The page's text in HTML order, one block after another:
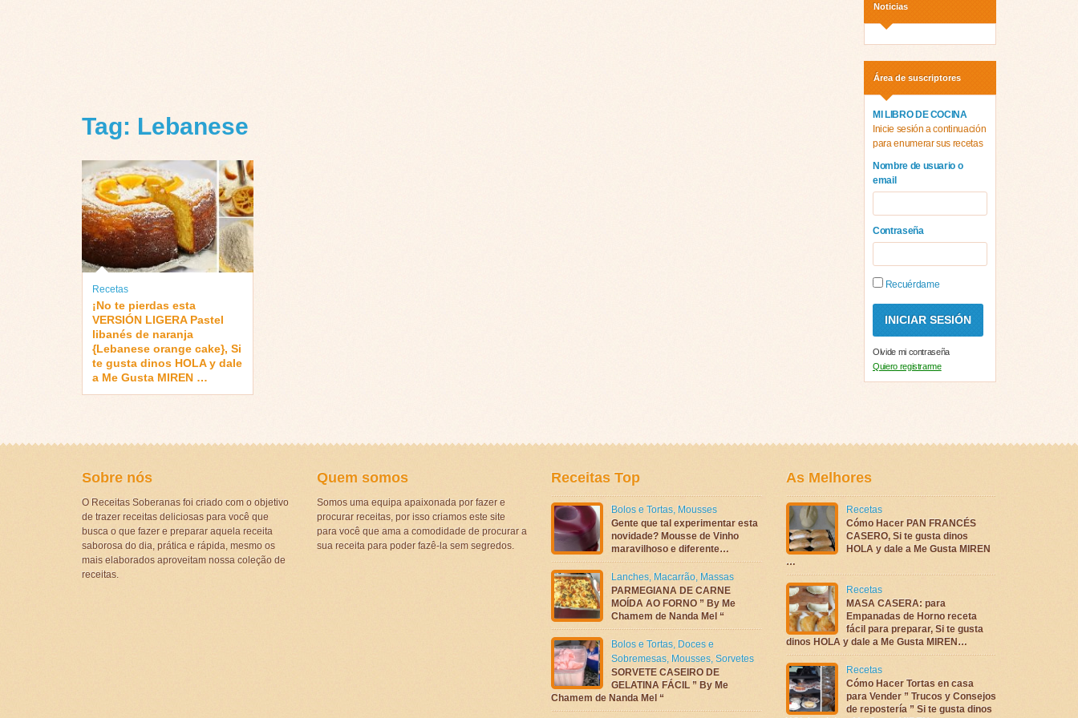
Tag: Lebanese
Recetas
¡No te pierdas esta
VERSIÓN LIGERA Pastel
libanés de naranja
{Lebanese orange cake}, Si
te gusta dinos HOLA y dale
a Me Gusta MIREN …
Noticias
Área de suscriptores
MI LIBRO DE COCINA
Inicie sesión a continuación
para enumerar sus recetas
Nombre de usuario o
email
Contraseña
Recuérdame
Olvide mi contraseña
Quiero registrarme
Sobre nós
O Receitas Soberanas foi criado com o objetivo
de trazer receitas deliciosas para você que
busca o que fazer e preparar aquela receita
saborosa do dia, prática e rápida, mesmo os
mais elaborados aproveitam nossa coleção de
receitas.
Quem somos
Somos uma equipa apaixonada por fazer e
procurar receitas, por isso criamos este site
para você que ama a comodidade de procurar a
sua receita para poder fazê-la sem segredos.
Receitas Top
Bolos e Tortas, Mousses
Gente que tal experimentar esta
novidade? Mousse de Vinho
maravilhoso e diferente…
Lanches, Macarrão, Massas
PARMEGIANA DE CARNE
MOÍDA AO FORNO ” By Me
Chamem de Nanda Mel “
Bolos e Tortas, Doces e
Sobremesas, Mousses, Sorvetes
SORVETE CASEIRO DE
GELATINA FÁCIL ” By Me
Chamem de Nanda Mel “
As Melhores
Recetas
Cómo Hacer PAN FRANCÉS
CASERO, Si te gusta dinos
HOLA y dale a Me Gusta MIREN
…
Recetas
MASA CASERA: para
Empanadas de Horno receta
fácil para preparar, Si te gusta
dinos HOLA y dale a Me Gusta MIREN…
Recetas
Cómo Hacer Tortas en casa
para Vender ” Trucos y Consejos
de repostería ” Si te gusta dinos